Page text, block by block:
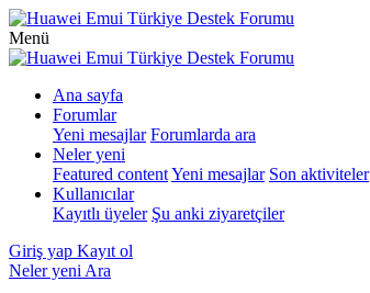
Menü
Ana sayfa
Forumlar
Yeni mesajlar Forumlarda ara
Neler yeni
Featured contentYeni mesajlar Son aktiviteler
Kullanıcılar
Kayıtlı üyeler Şu anki ziyaretçiler
Giriş yap Kayıt ol
Neler yeni Ara